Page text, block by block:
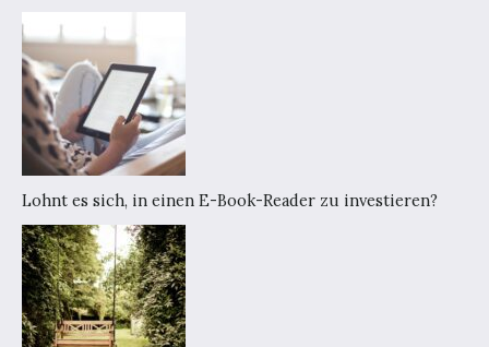
Lohnt es sich, in einen E-Book-Reader zu investieren?